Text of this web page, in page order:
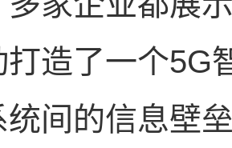
打造了一个5G
统间的信息壁